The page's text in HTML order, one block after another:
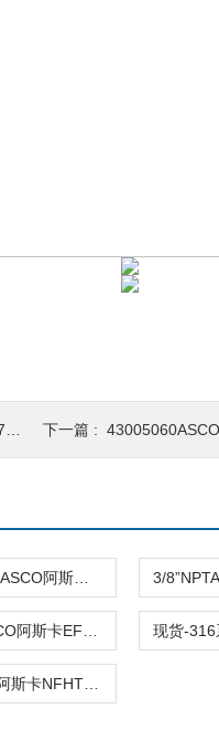
下一篇 : 43005060ASCO阿斯